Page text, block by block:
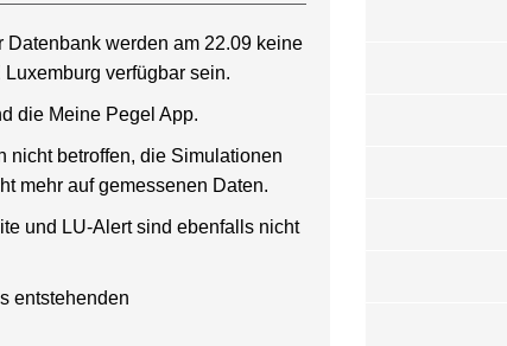
werden am 22.09 keine
verfügbar sein.
die Meine Pegel App.
nicht betroffen, die Simulationen
mehr auf gemessenen Daten.
und LU-Alert sind ebenfalls nicht
entstehenden